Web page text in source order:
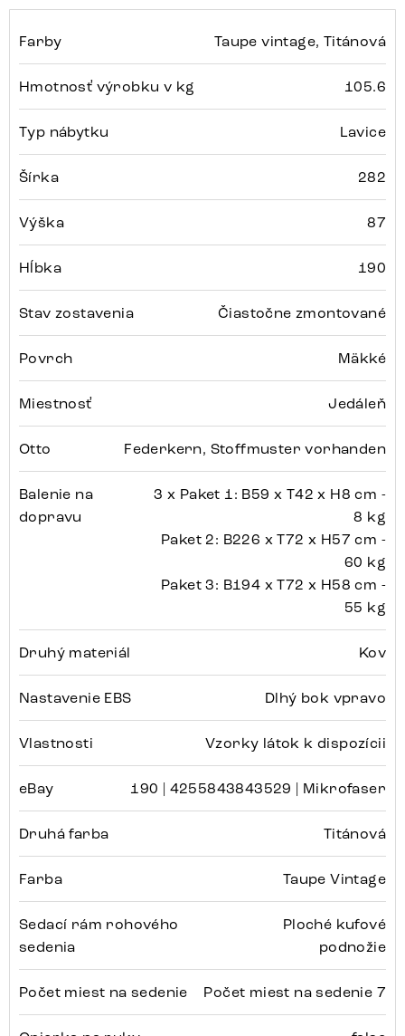
Farby Taupe vintage, Titánová
Hmotnosť výrobku v kg 105.6
Typ nábytku Lavice
Šírka 282
Výška 87
Hĺbka 190
Stav zostavenia Čiastočne zmontované
Povrch Mäkké
Miestnosť Jedáleň
Otto Federkern, Stoffmuster vorhanden
Balenie na
dopravu
3 x Paket 1: B59 x T42 x H8 cm -
8 kg
Paket 2: B226 x T72 x H57 cm -
60 kg
Paket 3: B194 x T72 x H58 cm -
55 kg
Druhý materiál Kov
Nastavenie EBS Dlhý bok vpravo
Vlastnosti Vzorky látok k dispozícii
eBay 190 | 4255843843529 | Mikrofaser
Druhá farba Titánová
Farba Taupe Vintage
Sedací rám rohového
sedenia
Ploché kufové
podnožie
Počet miest na sedenie Počet miest na sedenie 7